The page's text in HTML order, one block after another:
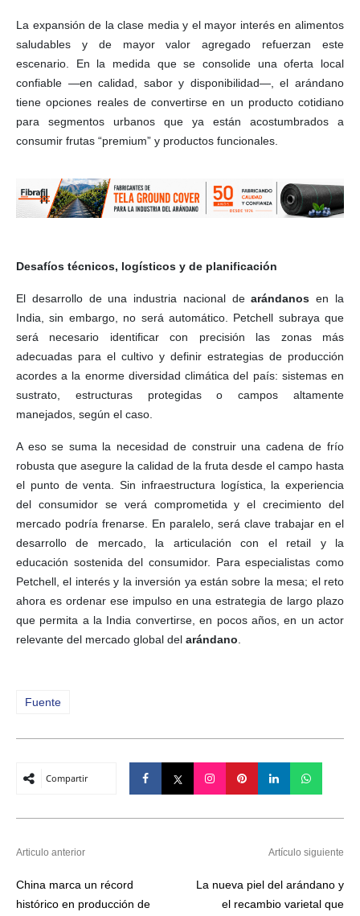
La expansión de la clase media y el mayor interés en alimentos
saludables y de mayor valor agregado refuerzan este
escenario. En la medida que se consolide una oferta local
confiable —en calidad, sabor y disponibilidad—, el arándano
tiene opciones reales de convertirse en un producto cotidiano
para segmentos urbanos que ya están acostumbrados a
consumir frutas “premium” y productos funcionales.
Desafíos técnicos, logísticos y de planificación
El desarrollo de una industria nacional dearándanos en la
India, sin embargo, no será automático. Petchell subraya que
será necesario identificar con precisión las zonas más
adecuadas para el cultivo y definir estrategias de producción
acordes a la enorme diversidad climática del país: sistemas en
sustrato, estructuras protegidas o campos altamente
manejados, según el caso.
A eso se suma la necesidad de construir una cadena de frío
robusta que asegure la calidad de la fruta desde el campo hasta
el punto de venta. Sin infraestructura logística, la experiencia
del consumidor se verá comprometida y el crecimiento del
mercado podría frenarse. En paralelo, será clave trabajar en el
desarrollo de mercado, la articulación con el retail y la
educación sostenida del consumidor. Para especialistas como
Petchell, el interés y la inversión ya están sobre la mesa; el reto
ahora es ordenar ese impulso en una estrategia de largo plazo
que permita a la India convertirse, en pocos años, en un actor
relevante del mercado global del arándano
Fuente
Compartir
Articulo anterior
China marca un récord
histórico en producción de
Artículo siguiente
La nueva piel del arándano y
el recambio varietal que